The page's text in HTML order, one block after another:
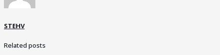
STEHV
Related posts